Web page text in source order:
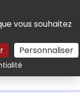
vous souhaitez
Personnaliser
Rechercher